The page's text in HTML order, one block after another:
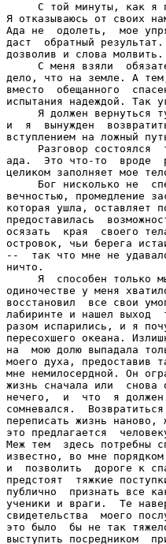
С той минуты, как я
Я отказываюсь от своих
Ада не  одолеть,  мое
даст  обратный
дозволив и слова молвить.
С меня взяли
дело, что на земле. А
вместо  обещанного
испытания надеждой. Так
Я должен вернуться
и  я  вынужден
вступлением на ложный
Разговор состоялся
ада.  Это что-то  вроде
целиком заполняет мое
Бог нисколько не
вечностью, промедление
которая ушла, оставляет
предоставилась
осязать  края  своего
островок, чьи берега
--  так что мне не
ничто.
Я  способен только
одиночестве у меня
восстановил  все свои
лабиринте и нашел выход
разом испарились, и я
пересохшего океана.
на  мою долю выпадала
моего духа, предоставив
мне немилосердной. Он
жизнь сначала или
нечего,  и  что  я должен
сомневался.
переписать жизнь
это предлагается
Меж тем  здесь потребны
известно, во мне
и  позволить  дороге к
предстоят  тяжкие
публично  признать все
ученики и враги.  Те
свидетельства  моего
это было  бы не так
выступить посредником